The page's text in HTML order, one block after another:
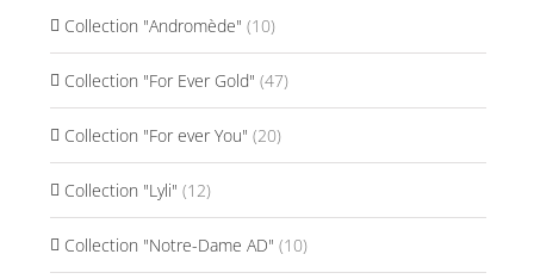
Collection "Andromède" (10)
Collection "For Ever Gold" (47)
Collection "For ever You" (20)
Collection "Lyli" (12)
Collection "Notre-Dame AD" (10)